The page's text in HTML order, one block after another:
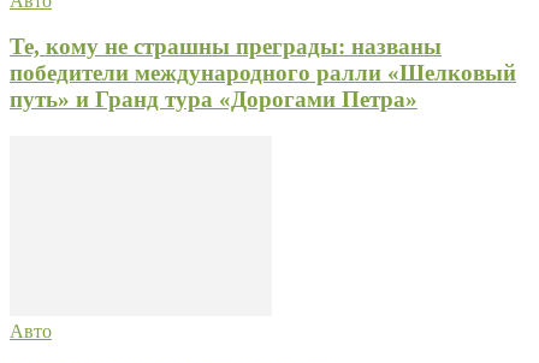
Те, кому не страшны преграды: названы
победители международного ралли «Шелковый
путь» и Гранд тура «Дорогами Петра»
Авто